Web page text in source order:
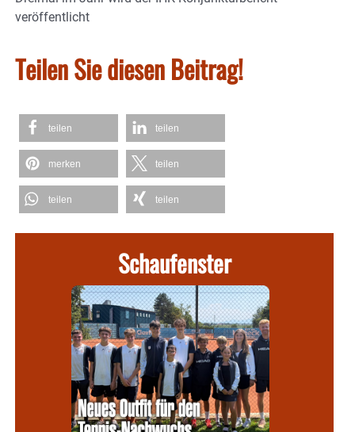
veröffentlicht
Teilen Sie diesen Beitrag!
teilen teilen
merken teilen
teilen teilen
Schaufenster